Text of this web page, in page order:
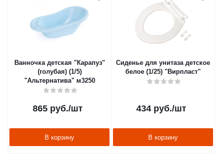
Ванночка детская "Карапуз"
(голубая) (1/5)
"Альтернатива" м3250
865 руб./шт
В корзину
Сиденье для унитаза детское
белое (1/25) "Вирпласт"
434 руб./шт
В корзину